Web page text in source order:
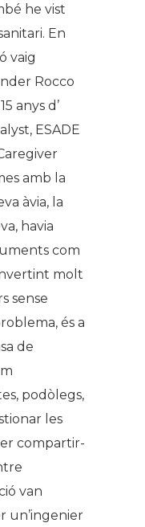
he vist
En
vaig
Rocco
anys d’
ESADE
amb la
àvia, la
havia
com
molt
sense
és a
de
podòlegs,
les
compartir-
van
un’ingenier